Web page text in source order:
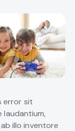
error sit
illo inventore